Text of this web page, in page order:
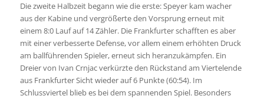
Die zweite Halbzeit begann wie die erste: Speyer kam wacher
aus der Kabine und vergrößerte den Vorsprung erneut mit
einem 8:0 Lauf auf 14 Zähler. Die Frankfurter schafften es aber
mit einer verbesserte Defense, vor allem einem erhöhten Druck
am ballführenden Spieler, erneut sich heranzukämpfen. Ein
Dreier von Ivan Crnjac verkürzte den Rückstand am Viertelende
aus Frankfurter Sicht wieder auf 6 Punkte (60:54). Im
Schlussviertel blieb es bei dem spannenden Spiel. Besonders